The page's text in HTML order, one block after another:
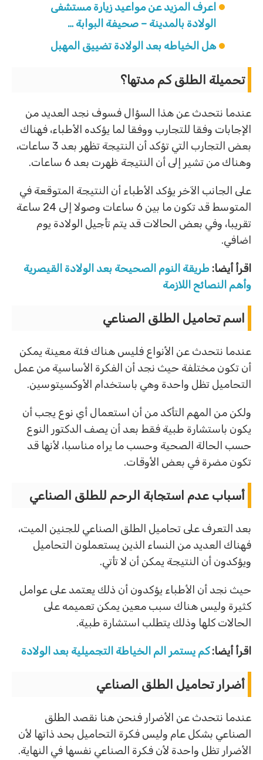
اعرف المزيد عن مواعيد زيارة مستشفى
الولادة بالمدينة – صحيفة البوابة …
هل الخياطه بعد الولادة تضييق المهبل
تحميلة الطلق كم مدتها؟
عندما نتحدث عن هذا السؤال فسوف نجد العديد من
الإجابات وفقا للتجارب ووفقا لما يؤكده الأطباء، فهناك
بعض التجارب التي تؤكد أن النتيجة تظهر بعد 3 ساعات،
وهناك من تشير إلى أن النتيجة ظهرت بعد 6 ساعات.
على الجانب الآخر يؤكد الأطباء أن النتيجة المتوقعة في
المتوسط قد تكون ما بين 6 ساعات وصولا إلى 24 ساعة
تقريبا، وفي بعض الحالات قد يتم تأجيل الولادة يوم
اضافي.
اقرأ أيضا: طريقة النوم الصحيحة بعد الولادة القيصرية
وأهم النصائح اللازمة
اسم تحاميل الطلق الصناعي
عندما نتحدث عن الأنواع فليس هناك فئة معينة يمكن
أن تكون مختلفة حيث نجد أن الفكرة الأساسية من عمل
التحاميل تظل واحدة وهي باستخدام الأوكسيتوسين.
ولكن من المهم التأكد من أن استعمال أي نوع يجب أن
يكون باستشارة طبية فقط بعد أن يصف الدكتور النوع
حسب الحالة الصحية وحسب ما يراه مناسبا، لأنها قد
تكون مضرة في بعض الأوقات.
أسباب عدم استجابة الرحم للطلق الصناعي
بعد التعرف على تحاميل الطلق الصناعي للجنين الميت،
فهناك العديد من النساء الذين يستعملون التحاميل
ويؤكدون أن النتيجة يمكن أن لا تأتي.
حيث نجد أن الأطباء يؤكدون أن ذلك يعتمد على عوامل
كثيرة وليس هناك سبب معين يمكن تعميمه على
الحالات كلها وذلك يتطلب استشارة طبية.
اقرأ أيضا:كم يستمر الم الخياطة التجميلية بعد الولادة
أضرار تحاميل الطلق الصناعي
عندما نتحدث عن الأضرار فنحن هنا نقصد الطلق
الصناعي بشكل عام وليس فكرة التحاميل بحد ذاتها لأن
الأضرار تظل واحدة لأن فكرة الصناعي نفسها في النهاية.